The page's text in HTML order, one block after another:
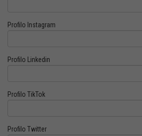
Profilo Instagram
Profilo Linkedin
Profilo TikTok
Profilo Twitter